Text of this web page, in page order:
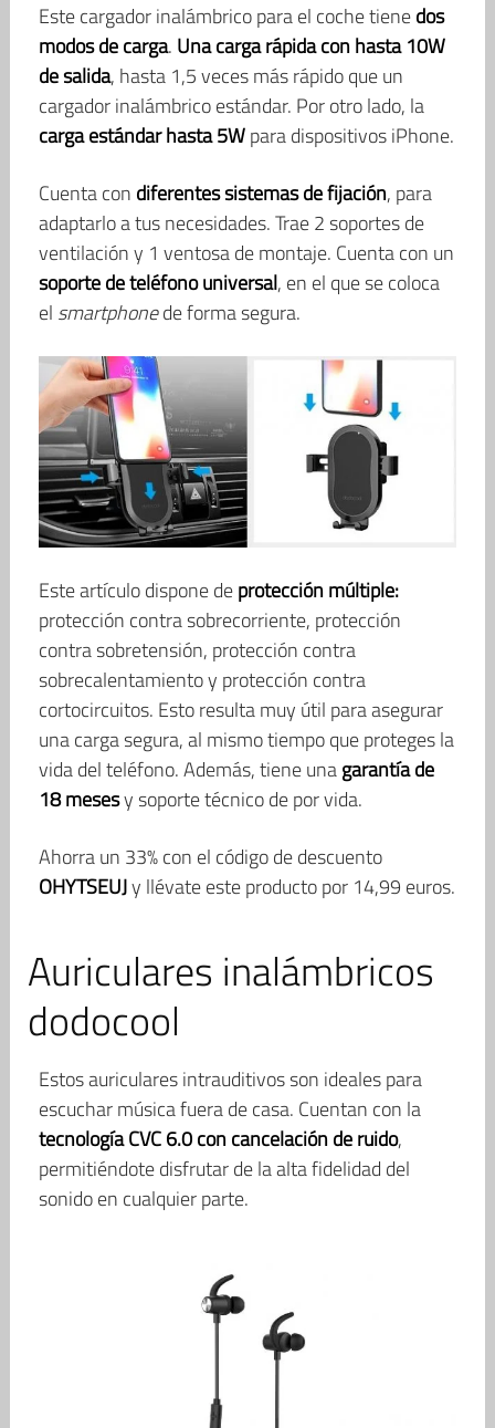
Este cargador inalámbrico para el coche tienedos
modos de carga. Una carga rápida con hasta 10W
de salida, hasta 1,5 veces más rápido que un
cargador inalámbrico estándar. Por otro lado, la
carga estándar hasta 5Wpara dispositivos iPhone.
Cuenta con diferentes sistemas de fijación, para
adaptarlo a tus necesidades. Trae 2 soportes de
ventilación y 1 ventosa de montaje. Cuenta con un
soporte de teléfono universal, en el que se coloca
el smartphonede forma segura.
Este artículo dispone deprotección múltiple:
protección contra sobrecorriente, protección
contra sobretensión, protección contra
sobrecalentamiento y protección contra
cortocircuitos. Esto resulta muy útil para asegurar
una carga segura, al mismo tiempo que proteges la
vida del teléfono. Además, tiene unagarantía de
18 mesesy soporte técnico de por vida.
Ahorra un 33% con el código de descuento
OHYTSEUJy llévate este producto por 14,99 euros.
Auriculares inalámbricos
dodocool
Estos auriculares intrauditivos son ideales para
escuchar música fuera de casa. Cuentan con la
tecnología CVC 6.0 con cancelación de ruido,
permitiéndote disfrutar de la alta fidelidad del
sonido en cualquier parte.